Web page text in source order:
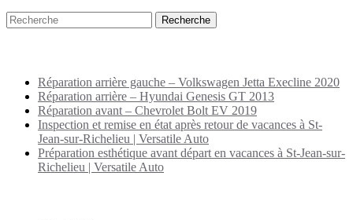
Réparation arrière gauche – Volkswagen Jetta Execline 2020
Réparation arrière – Hyundai Genesis GT 2013
Réparation avant – Chevrolet Bolt EV 2019
Inspection et remise en état après retour de vacances à St-
Jean-sur-Richelieu | Versatile Auto
Préparation esthétique avant départ en vacances à St-Jean-sur-
Richelieu | Versatile Auto